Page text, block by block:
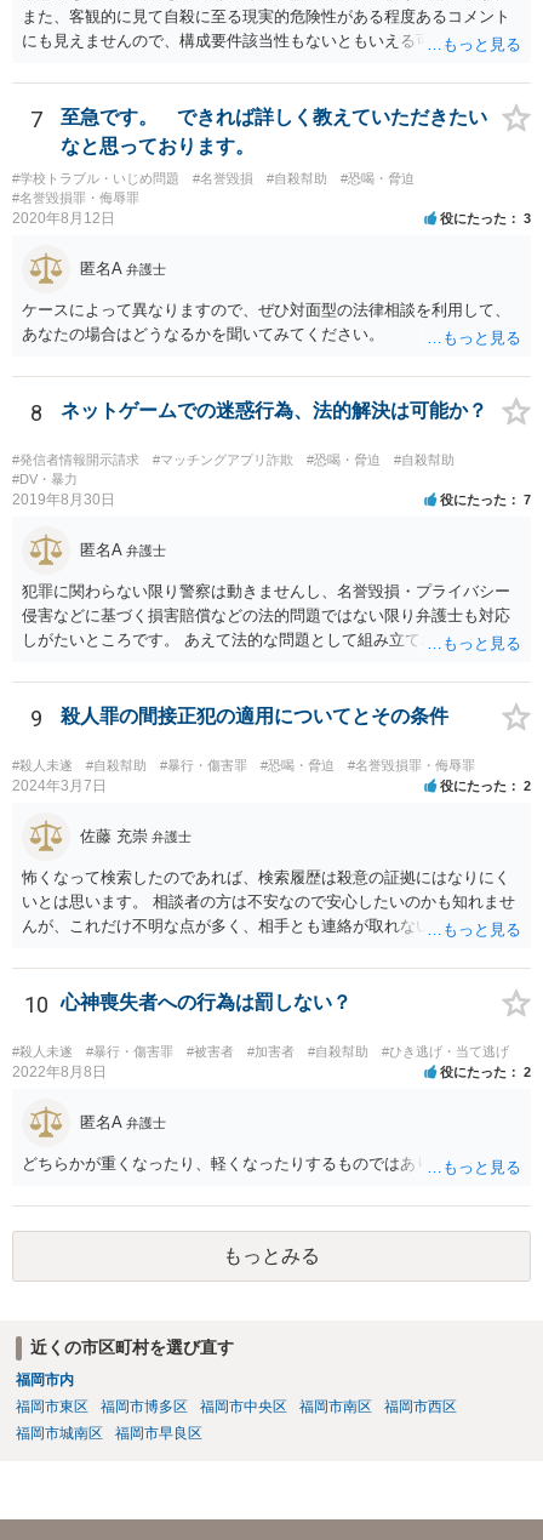
また、客観的に見て自殺に至る現実的危険性がある程度あるコメント
にも見えませんので、構成要件該当性もないともいえる可能性は高い
7
至急です。 できれば詳しく教えていただきたい
なと思っております。
#学校トラブル・いじめ問題 #名誉毀損 #自殺幇助
#恐喝・脅迫
#名誉毀損罪・侮辱罪
2020年8月12日 役にたった 3
匿名A 弁護士
ケースによって異なりますので、ぜひ対面型の法律相談を利用して、
あなたの場合はどうなるかを聞いてみてください。
8 ネットゲームでの迷惑行為、法的解決は可能か？
#発信者情報開示請求 #マッチングアプリ詐欺 #恐喝・脅迫
#自殺幇助
#DV・暴力
2019年8月30日 役にたった 7
匿名A 弁護士
犯罪に関わらない限り警察は動きませんし、名誉毀損・プライバシー
侵害などに基づく損害賠償などの法的問題ではない限り弁護士も対応
しがたいところです。 あえて法的な問題として組み立てれば、迷惑な
考えられますが、発信者情報開示などで加害者の住所氏名を特定する
には最低でも３０万円以上の弁護士費用は必要になってくるかと思い
ないですか。 逆に費用の点からして、加害者が訴訟を考えているとか
の話も、かなりの高確率でマユツバかなと思います。ゲーム内の結婚
し、うっかり「ﾀﾋね」とか書き込むと、自殺教唆罪が成立する可能性
対応でしょう。
9 殺人罪の間接正犯の適用についてとその条件
#殺人未遂 #自殺幇助 #暴行・傷害罪 #恐喝・脅迫 #名誉毀損罪・侮辱罪
2024年3月7日 役にたった 2
佐藤 充崇 弁護士
怖くなって検索したのであれば、検索履歴は殺意の証拠にはなりにく
いとは思います。 相談者の方は不安なので安心したいのかも知れませ
んが、これだけ不明な点が多く、相手とも連絡が取れないとなると、
しますが・・・ それでもどうしても気になるようなら、弁護士に予約
取って相談すべきです。 正直、今後こういうことをしないよう気を付
えるしかないように思います。
10 心神喪失者への行為は罰しない？
#殺人未遂 #暴行・傷害罪 #被害者 #加害者 #自殺幇助 #ひき逃げ・当て逃げ
2022年8月8日 役にたった 2
匿名A 弁護士
どちらかが重くなったり、軽くなったりするものではありません。
もっとみる
近くの市区町村を選び直す
福岡市内
福岡市東区
福岡市博多区 福岡市中央区 福岡市南区
福岡市西区
福岡市城南区
福岡市早良区